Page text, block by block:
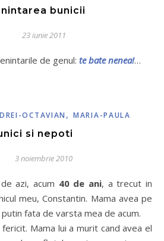
bunicii
23 iunie 2011
de genul: te bate nenea!…
OCTAVIAN ,MARIA-PAULA
si nepoti
3 noiembrie 2010
azi, acum 40 de ani, a trecut in
meu, Constantin. Mama avea pe
fata de varsta mea de acum.
Mama lui a murit cand avea el